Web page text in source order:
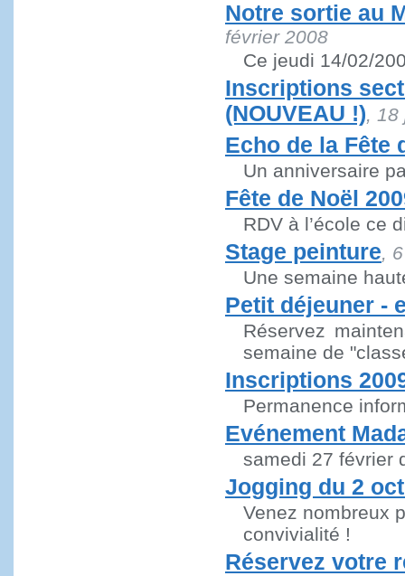
Notre sortie au
février 2008
Ce jeudi 14/02/
Inscriptions
(NOUVEAU !), 18
Echo de la Fête
Un anniversaire
Fête de Noël
RDV à l’école ce
Stage peinture,
Une semaine
Petit déjeuner -
Réservez
semaine de
Inscriptions
Permanence
Evénement
samedi 27 février
Jogging du 2
Venez nombreux
convivialité !
Réservez votre